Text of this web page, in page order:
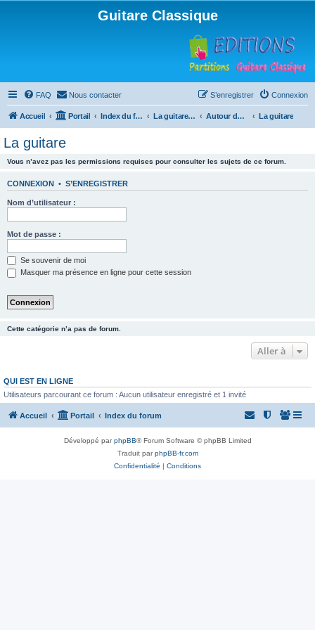
Guitare Classique
FAQ Nous contacter Connexion
S’enregistrer
Accueil Portail Index du forum La guitare : instrument, cours et théorie Autour de la guitare La guitare
La guitare
Vous n’avez pas les permissions requises pour consulter les sujets de ce forum.
CONNEXION • S’ENREGISTRER
Nom d’utilisateur :
Mot de passe :
Se souvenir de moi
Masquer ma présence en ligne pour cette session
Cette catégorie n’a pas de forum.
Aller à
QUI EST EN LIGNE
Utilisateurs parcourant ce forum : Aucun utilisateur enregistré et 1 invité
Accueil Portail Index du forum
Développé parphpBB® Forum Software © phpBB Limited
Traduit parphpBB-fr.com
Confidentialité | Conditions